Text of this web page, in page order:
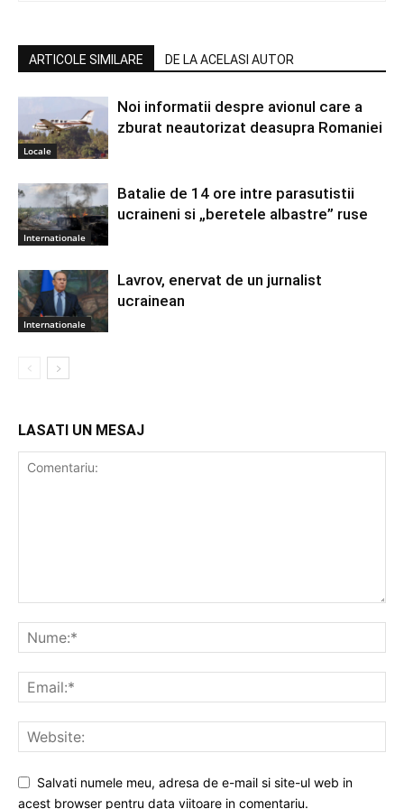
ARTICOLE SIMILARE DE LA ACELASI AUTOR
Locale
Noi informatii despre avionul care a
zburat neautorizat deasupra Romaniei
Internationale
Batalie de 14 ore intre parasutistii
ucraineni si „beretele albastre” ruse
Internationale
Lavrov, enervat de un jurnalist
ucrainean
LASATI UN MESAJ
Salvati numele meu, adresa de e-mail si site-ul web in
acest browser pentru data viitoare in comentariu.